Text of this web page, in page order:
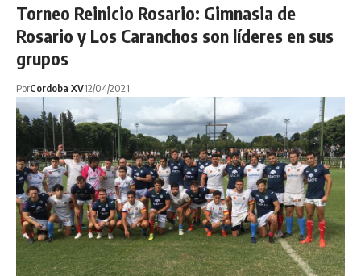
Torneo Reinicio Rosario: Gimnasia de
Rosario y Los Caranchos son líderes en sus
grupos
PorCordoba XV12/04/2021